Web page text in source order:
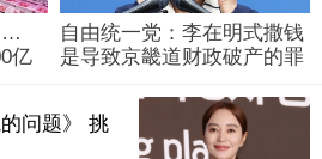
…
亿
自由统一党：李在明式撒钱
是导致京畿道财政破产的罪
问题》 挑